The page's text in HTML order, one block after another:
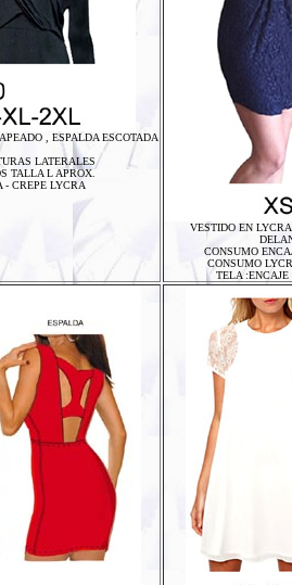
, ESPALDA ESCOTADA
LATERALES
TALLA L APROX.
- CREPE LYCRA
VESTIDO EN
CONSUMO
CONSUMO
TELA